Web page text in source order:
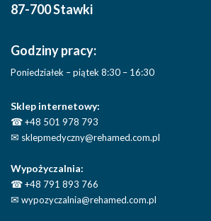
87-700 Stawki
Godziny pracy:
Poniedziałek – piątek 8:30 – 16:30
Sklep internetowy:
☎+48 501 978 793
✉ sklepmedyczny@rehamed.com.pl
Wypożyczalnia:
☎+48 791 893 766
✉ wypozyczalnia@rehamed.com.pl